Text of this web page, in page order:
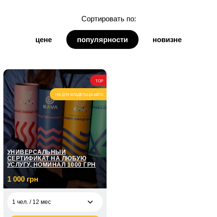
для дедушки
для бабушки
для кума
Сортировать по:
цене популярности новизне
TOP
НА ДЛЯ ВЛАДЕЛЬЦА АВТО
УНИВЕРСАЛЬНЫЙ
СЕРТИФИКАТ НА ЛЮБУЮ
УСЛУГУ, НОМИНАЛ 1000 ГРН
1 000 грн
1 чел. / 12 мес